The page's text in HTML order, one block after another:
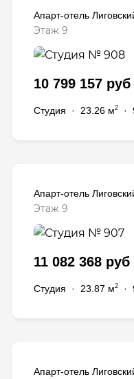
Апарт-отель
Этаж 9
10 799 157 руб
Студия · 23.26 м2 ·
Апарт-отель
Этаж 9
11 082 368 руб
Студия · 23.87 м2 ·
Апарт-отель